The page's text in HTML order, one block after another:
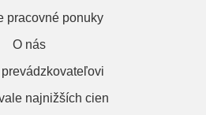
pracovné ponuky
O nás
najnižších cien